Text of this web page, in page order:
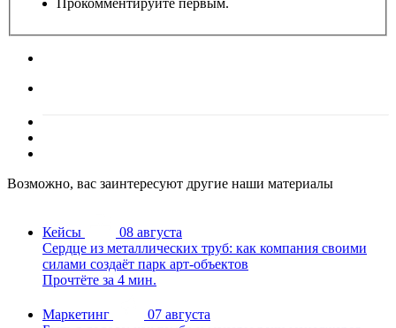
Прокомментируйте первым.
Возможно, вас заинтересуют другие наши материалы
Кейсы
08 августа
Сердце из металлических труб: как компания своими
силами создаёт парк арт-объектов
Прочтёте за 4 мин.
Маркетинг
07 августа